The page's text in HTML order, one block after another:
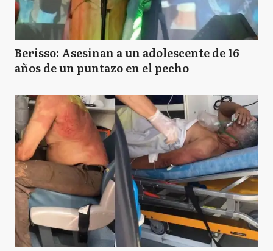
Berisso: Asesinan a un adolescente de 16
años de un puntazo en el pecho